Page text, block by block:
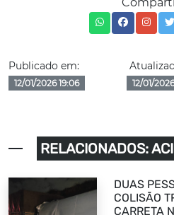
Publicado em:
12/01/2026 19:06 12/01/
RELACIONADOS:
DUAS
COLISÃO
CARRETA